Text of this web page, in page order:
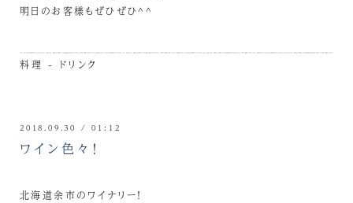
明日のお客様もぜひぜひ^^
料理 - ドリンク
2018.09.30 / 01:12
ワイン色々！
北海道余市のワイナリー！